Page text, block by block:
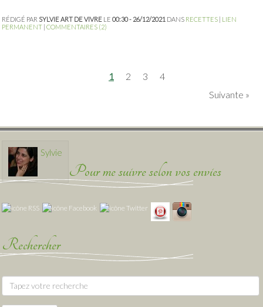
RÉDIGÉ PAR SYLVIE ART DE VIVRE LE 00:30 - 26/12/2021 DANS RECETTES | LIEN
PERMANENT | COMMENTAIRES (2)
1 2 3
4
Suivante
Sylvie
Pour me suivre selon vos envies
Rechercher